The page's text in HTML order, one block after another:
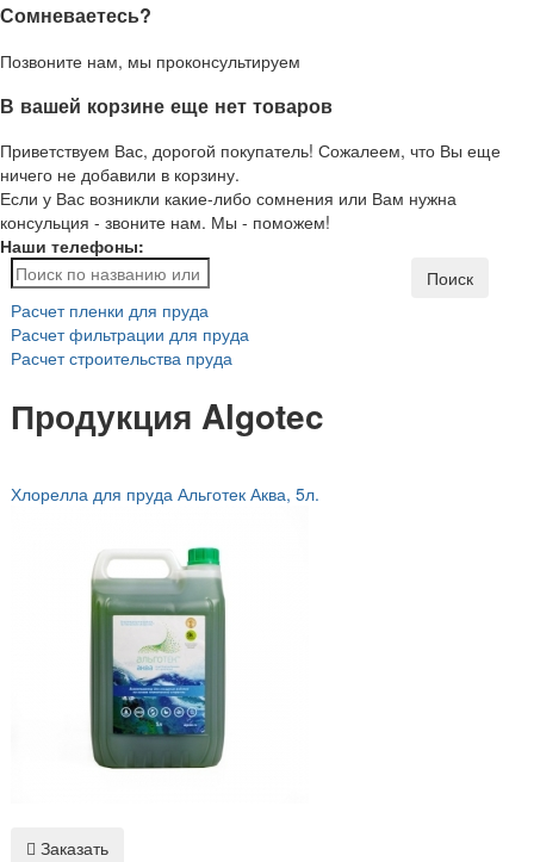
Сомневаетесь?
Позвоните нам, мы проконсультируем
В вашей корзине еще нет товаров
Приветствуем Вас, дорогой покупатель! Сожалеем, что Вы еще
ничего не добавили в корзину.
Если у Вас возникли какие-либо сомнения или Вам нужна
консульция - звоните нам. Мы - поможем!
Наши телефоны:
Поиск
Расчет пленки для пруда
Расчет фильтрации для пруда
Расчет строительства пруда
Продукция Algotec
Хлорелла для пруда Альготек Аква, 5л.
Заказать